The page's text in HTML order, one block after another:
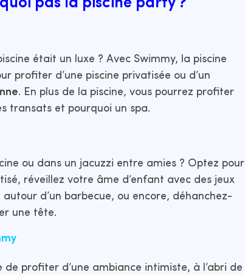
pas la piscine party ?
était un luxe ? Avec Swimmy, la piscine
profiter d’une piscine privatisée ou d’un
. En plus de la piscine, vous pourrez profiter
transats et pourquoi un spa.
ou dans un jacuzzi entre amies ? Optez pour
réveillez votre âme d’enfant avec des jeux
d’un barbecue, ou encore, déhanchez-
une tête.
de profiter d’une ambiance intimiste, à l’abri de